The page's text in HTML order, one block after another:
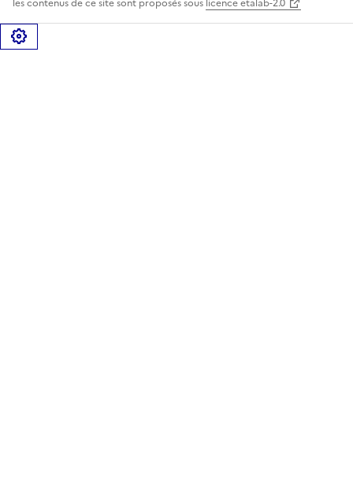
les contenus de ce site sont proposés sous licence etalab-2.0
Gérer les cookies